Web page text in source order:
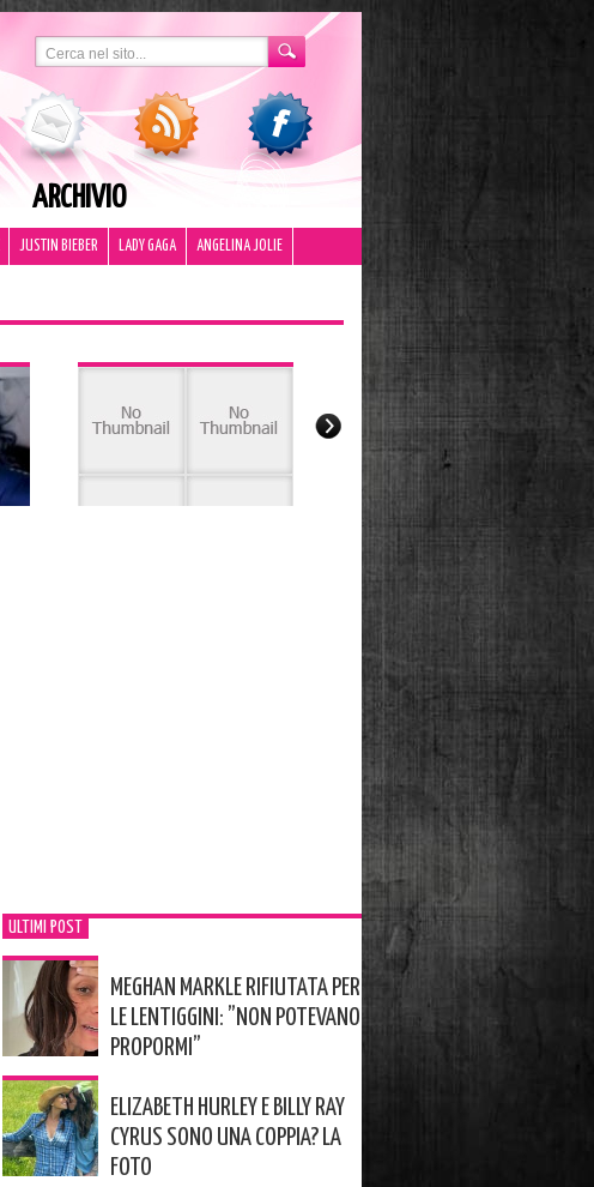
ARCHIVIO
JUSTIN BIEBER LADY GAGA ANGELINA JOLIE
ULTIMI POST
MEGHAN MARKLE RIFIUTATA PER
LE LENTIGGINI: ”NON POTEVANO
PROPORMI”
ELIZABETH HURLEY E BILLY RAY
CYRUS SONO UNA COPPIA? LA
FOTO